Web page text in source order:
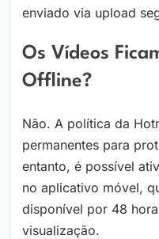
enviado via upload
Os Vídeos
Offline?
Não. A política da
permanentes para
entanto, é possível
no aplicativo móvel,
disponível por 48
visualização.